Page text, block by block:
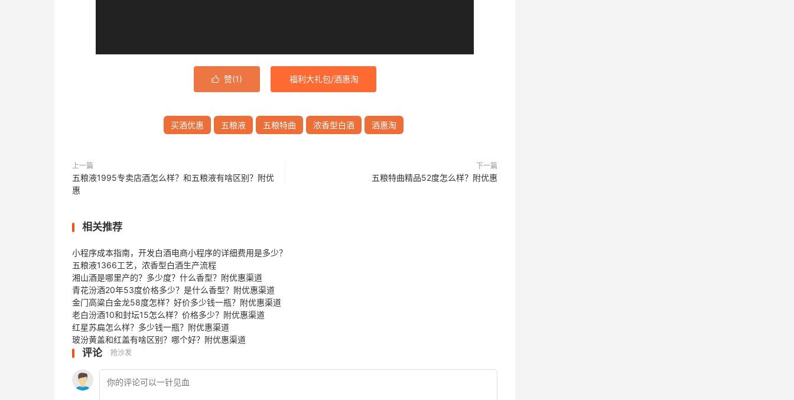
 赞(1) 福利大礼包/酒惠淘
买酒优惠 五粮液 五粮特曲 浓香型白酒 酒惠淘
上一篇
五粮液1995专卖店酒怎么样？和五粮液有啥区别？附优
惠
下一篇
五粮特曲精品52度怎么样？附优惠
相关推荐
小程序成本指南，开发白酒电商小程序的详细费用是多少？
五粮液1366工艺，浓香型白酒生产流程
湘山酒是哪里产的？多少度？什么香型？附优惠渠道
青花汾酒20年53度价格多少？是什么香型？附优惠渠道
金门高粱白金龙58度怎样？好价多少钱一瓶？附优惠渠道
老白汾酒10和封坛15怎么样？价格多少？附优惠渠道
红星苏扁怎么样？多少钱一瓶？附优惠渠道
玻汾黄盖和红盖有啥区别？哪个好？附优惠渠道
评论 抢沙发